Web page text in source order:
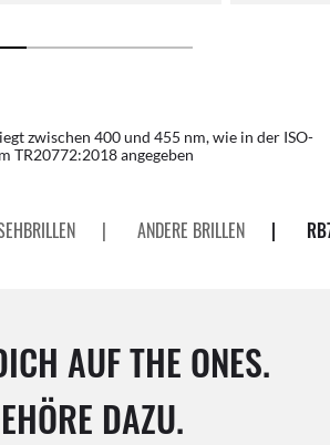
zwischen 400 und 455 nm, wie in der ISO-
TR20772:2018 angegeben
| ANDERE BRILLEN |
AUF THE ONES.
DAZU.